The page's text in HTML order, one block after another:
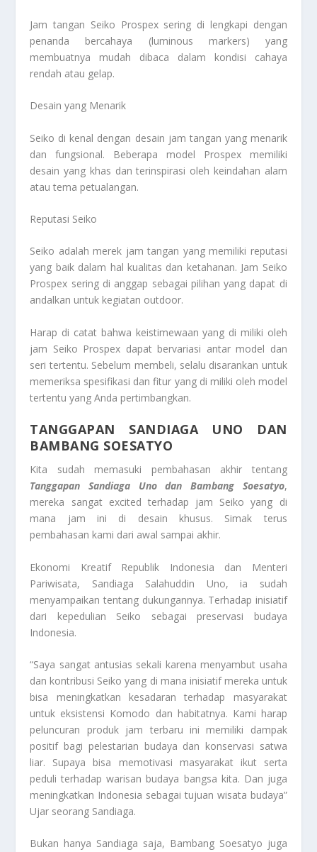
Jam tangan Seiko Prospex sering di lengkapi dengan
penanda bercahaya (luminous markers) yang
membuatnya mudah dibaca dalam kondisi cahaya
rendah atau gelap.
Desain yang Menarik
Seiko di kenal dengan desain jam tangan yang menarik
dan fungsional. Beberapa model Prospex memiliki
desain yang khas dan terinspirasi oleh keindahan alam
atau tema petualangan.
Reputasi Seiko
Seiko adalah merek jam tangan yang memiliki reputasi
yang baik dalam hal kualitas dan ketahanan. Jam Seiko
Prospex sering di anggap sebagai pilihan yang dapat di
andalkan untuk kegiatan outdoor.
Harap di catat bahwa keistimewaan yang di miliki oleh
jam Seiko Prospex dapat bervariasi antar model dan
seri tertentu. Sebelum membeli, selalu disarankan untuk
memeriksa spesifikasi dan fitur yang di miliki oleh model
tertentu yang Anda pertimbangkan.
TANGGAPAN SANDIAGA UNO DAN
BAMBANG SOESATYO
Kita sudah memasuki pembahasan akhir tentang
Tanggapan Sandiaga Uno dan Bambang Soesatyo,
mereka sangat excited terhadap jam Seiko yang di
mana jam ini di desain khusus. Simak terus
pembahasan kami dari awal sampai akhir.
Ekonomi Kreatif Republik Indonesia dan Menteri
Pariwisata, Sandiaga Salahuddin Uno, ia sudah
menyampaikan tentang dukungannya. Terhadap inisiatif
dari kepedulian Seiko sebagai preservasi budaya
Indonesia.
“Saya sangat antusias sekali karena menyambut usaha
dan kontribusi Seiko yang di mana inisiatif mereka untuk
bisa meningkatkan kesadaran terhadap masyarakat
untuk eksistensi Komodo dan habitatnya. Kami harap
peluncuran produk jam terbaru ini memiliki dampak
positif bagi pelestarian budaya dan konservasi satwa
liar. Supaya bisa memotivasi masyarakat ikut serta
peduli terhadap warisan budaya bangsa kita. Dan juga
meningkatkan Indonesia sebagai tujuan wisata budaya”
Ujar seorang Sandiaga.
Bukan hanya Sandiaga saja, Bambang Soesatyo juga